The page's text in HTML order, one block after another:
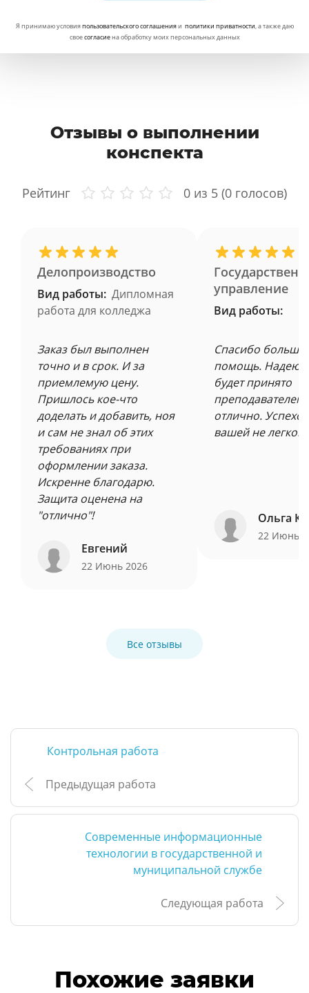
Я принимаю условияпользовательского соглашенияи политики приватности, а также даю
своесогласиена обработку моих персональных данных
Отзывы о выполнении
конспекта
Рейтинг 0 из 5 (0 голосов)
Делопроизводство
Вид работы: Дипломная
работа для колледжа
Заказ был выполнен
точно и в срок. И за
приемлемую цену.
Пришлось кое-что
доделать и добавить, ноя
и сам не знал об этих
требованиях при
оформлении заказа.
Искренне благодарю.
Защита оценена на
"отлично"!
Евгений
22 Июнь 2026
управление
Вид работы:
Спасибо
помощь.
будет принято
преподавателем
отлично.
вашей не легкой
Ольга
22 Июнь
Все отзывы
Контрольная работа
Предыдущая работа
Современные информационные
технологии в государственной и
муниципальной службе
Следующая работа
Похожие заявки